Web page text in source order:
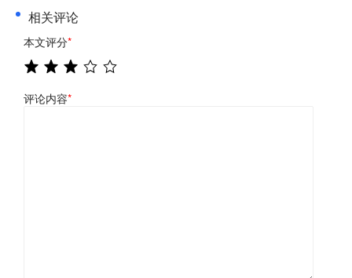
相关评论
本文评分*
评论内容*